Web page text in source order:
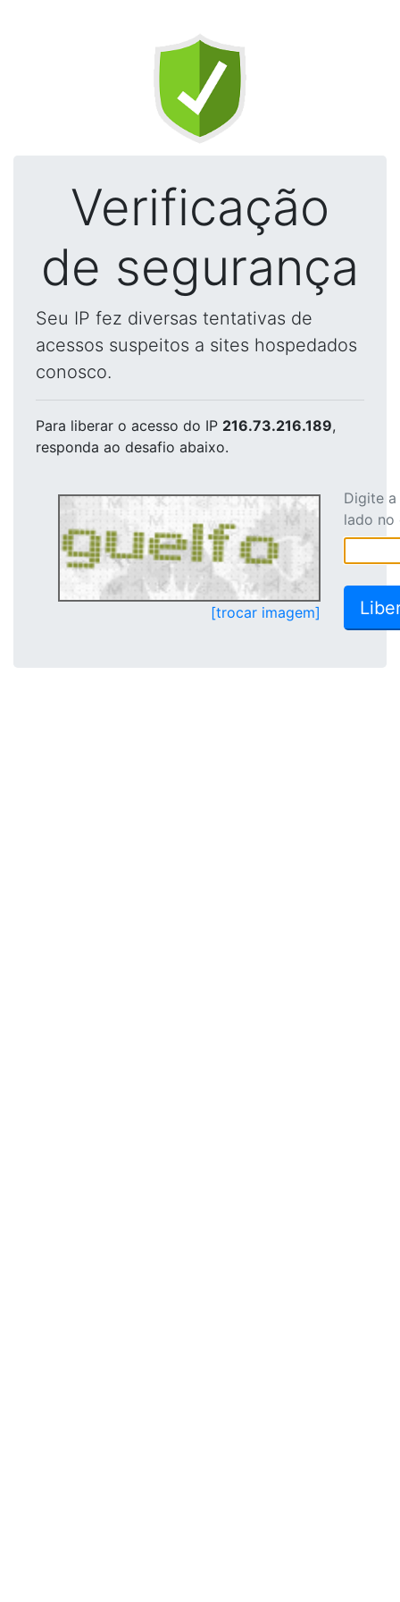
Verificação
de segurança
Seu IP fez diversas tentativas de
acessos suspeitos a sites hospedados
conosco.
Para liberar o acesso do IP 216.73.216.189,
responda ao desafio abaixo.
[trocar imagem]
Digite
lado no